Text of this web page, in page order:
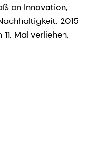
an Innovation,
2015
Mal verliehen.